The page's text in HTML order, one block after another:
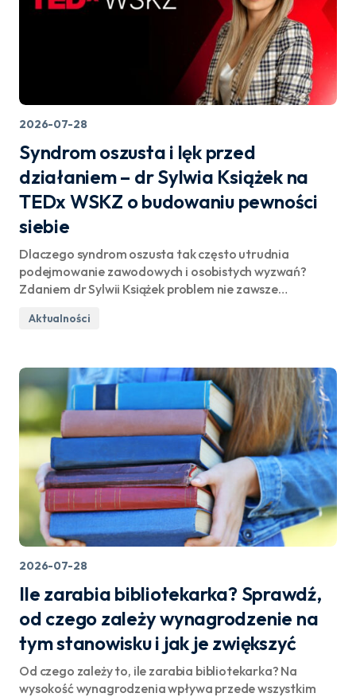
2026-07-28
Syndrom oszusta i lęk przed
działaniem – dr Sylwia Książek na
TEDx WSKZ o budowaniu pewności
siebie
Dlaczego syndrom oszusta tak często utrudnia
podejmowanie zawodowych i osobistych wyzwań?
Zdaniem dr Sylwii Książek problem nie zawsze…
Aktualności
2026-07-28
Ile zarabia bibliotekarka? Sprawdź,
od czego zależy wynagrodzenie na
tym stanowisku i jak je zwiększyć
Od czego zależy to, ile zarabia bibliotekarka? Na
wysokość wynagrodzenia wpływa przede wszystkim